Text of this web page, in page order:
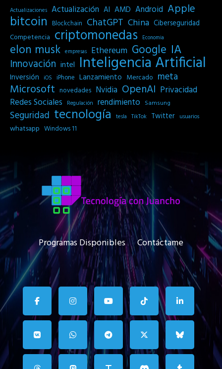
Actualizaciones Actualización AI AMD Android Apple
bitcoin Blockchain ChatGPT China Ciberseguridad
Competencia criptomonedas Economia
elon musk empresas Ethereum Google IA
Innovación intel Inteligencia Artificial
Inversión iOS iPhone Lanzamiento Mercado meta
Microsoft novedades Nvidia OpenAI Privacidad
Redes Sociales
Regulación rendimiento Samsung
Seguridad tecnología tesla TikTok Twitter usuarios
whatsapp Windows 11
Programas Disponibles Contáctame